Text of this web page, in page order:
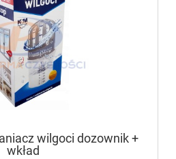
wilgoci dozownik +
wkład